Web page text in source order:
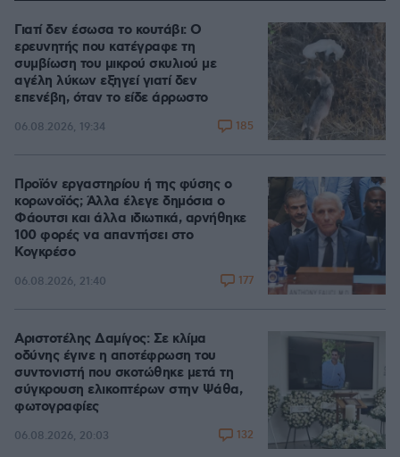
Γιατί δεν έσωσα το κουτάβι: Ο
ερευνητής που κατέγραφε τη
συμβίωση του μικρού σκυλιού με
αγέλη λύκων εξηγεί γιατί δεν
επενέβη, όταν το είδε άρρωστο
06.08.2026, 19:34 185
Προϊόν εργαστηρίου ή της φύσης ο
κορωνοϊός; Άλλα έλεγε δημόσια ο
Φάουτσι και άλλα ιδιωτικά, αρνήθηκε
100 φορές να απαντήσει στο
Κογκρέσο
06.08.2026, 21:40 177
Αριστοτέλης Δαμίγος: Σε κλίμα
οδύνης έγινε η αποτέφρωση του
συντονιστή που σκοτώθηκε μετά τη
σύγκρουση ελικοπτέρων στην Ψάθα,
φωτογραφίες
06.08.2026, 20:03 132